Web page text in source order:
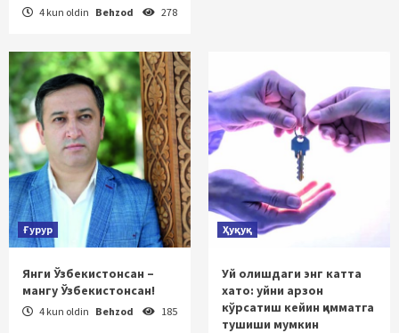
4 kun oldin Behzod 278
Ғурур
Янги Ўзбекистонсан –
мангу Ўзбекистонсан!
4 kun oldin Behzod 185
Ҳуқуқ
Уй олишдаги энг катта
хато: уйни арзон
кўрсатиш кейин қимматга
тушиши мумкин